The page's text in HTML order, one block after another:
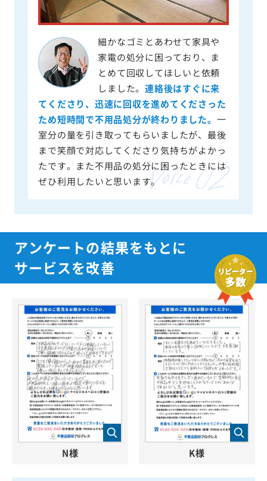
細かなゴミとあわせて家具や
家電の処分に困っており、ま
とめて回収してほしいと依頼
しました。連絡後はすぐに来
てくださり、迅速に回収を進めてくださった
ため短時間で不用品処分が終わりました。 一
室分の量を引き取ってもらいましたが、最後
まで笑顔で対応してくださり気持ちがよかっ
たです。また不用品の処分に困ったときには
ぜひ利用したいと思います。
アンケートの結果をもとに
サービスを改善
N様 K様